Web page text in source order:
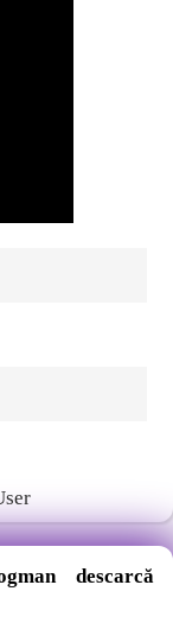
descarcă